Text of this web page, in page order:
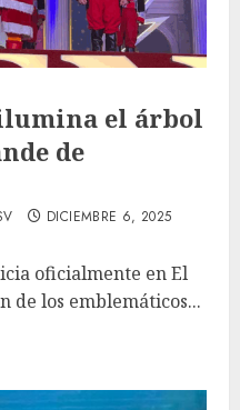
el árbol
de
DICIEMBRE 6, 2025
oficialmente en El
de los emblemáticos...